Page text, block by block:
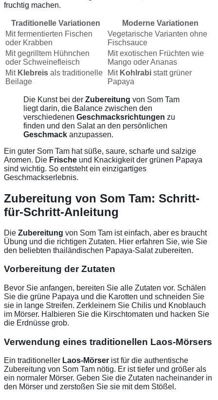
fruchtig machen.
Traditionelle Variationen
Moderne Variationen
Mit fermentierten Fischen
oder Krabben
Vegetarische Varianten ohne
Fischsauce
Mit gegrilltem Hühnchen
oder Schweinefleisch
Mit exotischen Früchten wie
Mango oder Ananas
Mit Klebreis als traditionelle
Beilage
Mit Kohlrabi statt grüner
Papaya
Die Kunst bei der Zubereitung von Som Tam
liegt darin, die Balance zwischen den
verschiedenen Geschmacksrichtungen zu
finden und den Salat an den persönlichen
Geschmack anzupassen.
Ein guter Som Tam hat süße, saure, scharfe und salzige
Aromen. Die Frische und Knackigkeit der grünen Papaya
sind wichtig. So entsteht ein einzigartiges
Geschmackserlebnis.
Zubereitung von Som Tam: Schritt-
für-Schritt-Anleitung
Die Zubereitung von Som Tam ist einfach, aber es braucht
Übung und die richtigen Zutaten. Hier erfahren Sie, wie Sie
den beliebten thailändischen Papaya-Salat zubereiten.
Vorbereitung der Zutaten
Bevor Sie anfangen, bereiten Sie alle Zutaten vor. Schälen
Sie die grüne Papaya und die Karotten und schneiden Sie
sie in lange Streifen. Zerkleinern Sie Chilis und Knoblauch
im Mörser. Halbieren Sie die Kirschtomaten und hacken Sie
die Erdnüsse grob.
Verwendung eines traditionellen Laos-Mörsers
Ein traditioneller Laos-Mörser ist für die authentische
Zubereitung von Som Tam nötig. Er ist tiefer und größer als
ein normaler Mörser. Geben Sie die Zutaten nacheinander in
den Mörser und zerstoßen Sie sie mit dem Stößel.